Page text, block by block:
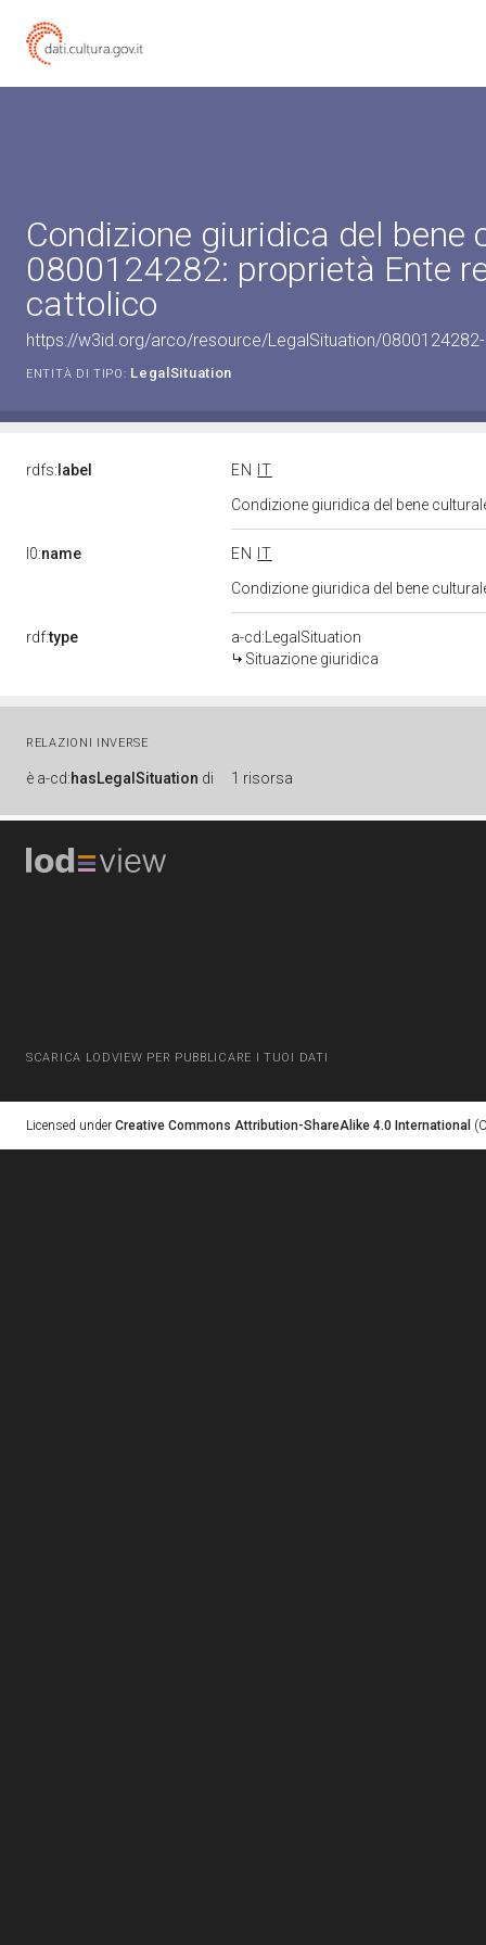
Condizione giuridica del bene
0800124282: proprietà Ente
cattolico
https://w3id.org/arco/resource/LegalSituation/
ENTITÀ DI TIPO: LegalSituation
rdfs: label EN
IT
Condizione giuridica del bene
l0:name EN
IT
Condizione giuridica del bene
rdf:type
a-cd:LegalSituation
Situazione giuridica
RELAZIONI INVERSE
è a-cd:hasLegalSituation di 1 risorsa
SCARICA LODVIEW PER PUBBLICARE I TUOI DATI
Licensed under Creative Commons Attribution-ShareAlike 4.0 International